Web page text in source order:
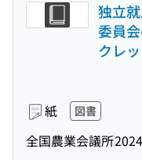
独立
委員
クレ
紙 図書
全国農業会議所